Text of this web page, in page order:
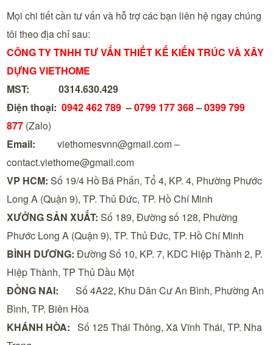
Mọi chi tiết cần tư vấn và hỗ trợ các bạn liên hệ ngay chúng
tôi theo địa chỉ sau:
CÔNG TY TNHH TƯ VẤN THIẾT KẾ KIẾN TRÚC VÀ XÂY
DỰNG VIETHOME
MST:
0314.630.429
Điện thoại: 0942 462 789 –0799 177 368–0399 799
877 (Zalo)
Email:
viethomesvnn@gmail.com –
contact.viethome@gmail.com
VP HCM: Số 19/4 Hồ Bá Phấn, Tổ 4, KP. 4, Phường Phước
Long A (Quận 9), TP. Thủ Đức, TP. Hồ Chí Minh
XƯỞNG SẢN XUẤT: Số 189, Đường số 128, Phường
Phước Long A (Quận 9), TP. Thủ Đức, TP. Hồ Chí Minh
BÌNH DƯƠNG: Đường Số 10, KP. 7, KDC Hiệp Thành 2, P.
Hiệp Thành, TP Thủ Dầu Một
ĐỒNG NAI: Số 4A22, Khu Dân Cư An Bình, Phường An
Bình, TP. Biên Hòa
KHÁNH HÒA:Số 125 Thái Thông, Xã Vĩnh Thái, TP. Nha